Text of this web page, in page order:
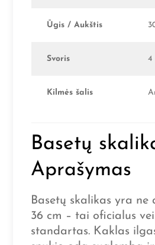
Ūgis / Aukštis
Svoris 4
Kilmės šalis
Basetų
Aprašymas
Basetų skalikas yra ne
36 cm – tai oficialus
standartas. Kaklas